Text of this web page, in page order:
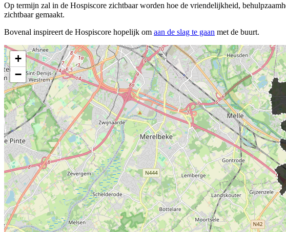
Op termijn zal in de Hospiscore zichtbaar worden hoe de vriendelijkheid,
zichtbaar gemaakt.
Bovenal inspireert de Hospiscore hopelijk om aan de slag te gaan met de buurt.
+
−